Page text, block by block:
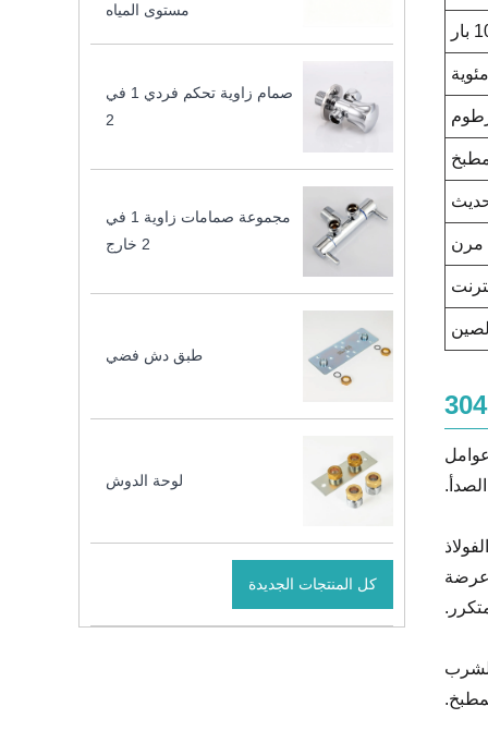
مستوى المياه
صمام زاوية تحكم فردي 1 في
2
مجموعة صمامات زاوية 1 في
2 خارج
طبق دش فضي
لوحة الدوش
كل المنتجات الجديدة
بار
مرن
عرضة